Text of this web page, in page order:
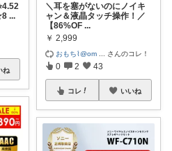
...
ね
＼耳を塞がないのにノイキ
ャン＆液晶タッチ操作！／
【86%OF ...
￥ 2,999
おもち⌇@om さんのコレ！
0 2 43
コレ いいね